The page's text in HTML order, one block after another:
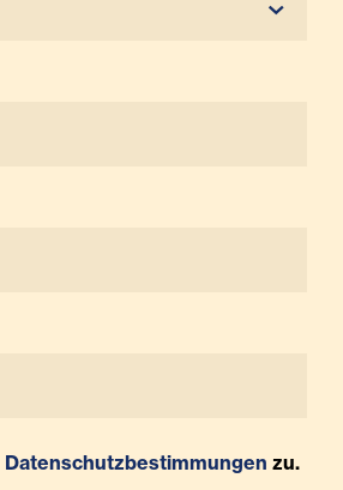
Datenschutzbestimmungen zu.